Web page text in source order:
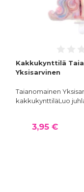
Kakkukynttilä
Yksisarvinen
Taianomainen
kakkukynttiläLuo
3,95 €